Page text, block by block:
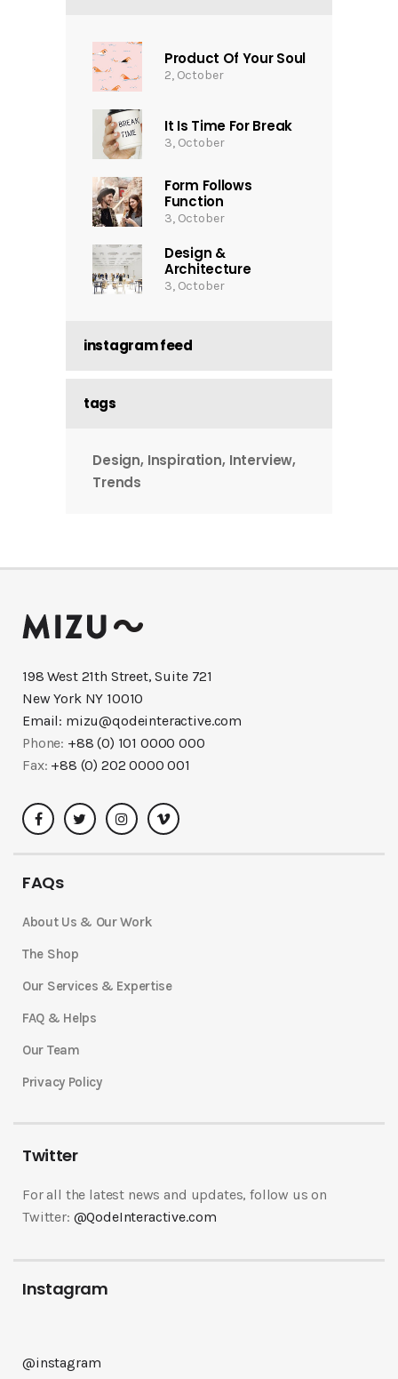
Product Of Your Soul
2, October
It Is Time For Break
3, October
Form Follows
Function
3, October
Design &
Architecture
3, October
instagram feed
tags
Design Inspiration Interview
Trends
198 West 21th Street, Suite 721
New York NY 10010
Email: mizu@qodeinteractive.com
Phone: +88 (0) 101 0000 000
Fax: +88 (0) 202 0000 001
FAQs
About Us & Our Work
The Shop
Our Services & Expertise
FAQ & Helps
Our Team
Privacy Policy
Twitter
For all the latest news and updates, follow us on
Twitter: @QodeInteractive.com
Instagram
@instagram